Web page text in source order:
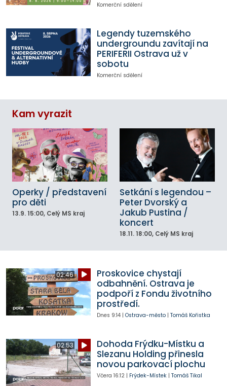
Komerční sdělení
Legendy tuzemského
undergroundu zavítají na
PERIFERII Ostrava už v
sobotu
Komerční sdělení
Kam vyrazit
Operky / představení
pro děti
13.9. 15:00, Celý MS kraj
Setkání s legendou –
Peter Dvorský a
Jakub Pustina /
koncert
18.11. 18:00, Celý MS kraj
02:46
Proskovice chystají
odbahnění. Ostrava je
podpoří z Fondu životního
prostředí.
Dnes 9:14| Ostrava-město| Tomáš Kořistka
02:53
Dohoda Frýdku-Místku a
Slezanu Holding přinesla
novou parkovací plochu
Včera 16:12| Frýdek-Místek| Tomáš Tikal